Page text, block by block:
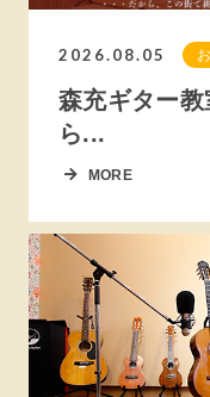
2026.08.05
森充ギター
ら...
MORE